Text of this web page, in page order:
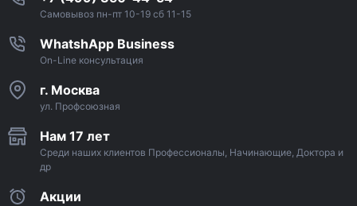
Самовывоз пн-пт 10-19 сб 11-15
WhatshApp Business
On-Line консультация
г. Москва
ул. Профсоюзная
Нам 17 лет
Среди наших клиентов Профессионалы, Начинающие, Доктора и
др
Акции